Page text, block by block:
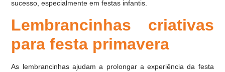
sucesso, especialmente em festas infantis.
Lembrancinhas criativas
para festa primavera
As lembrancinhas ajudam a prolongar a experiência da festa